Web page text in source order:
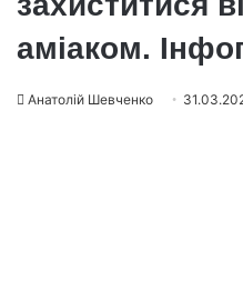
аміаком.
Анатолій Шевченко